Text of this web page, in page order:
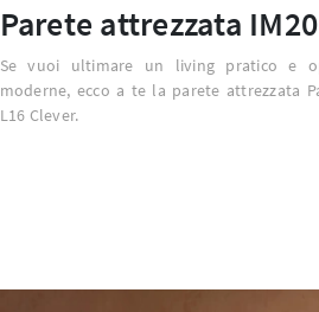
Parete attrezzata
Se vuoi ultimare un living pratico e
moderne, ecco a te la parete attrezzata
L16 Clever.